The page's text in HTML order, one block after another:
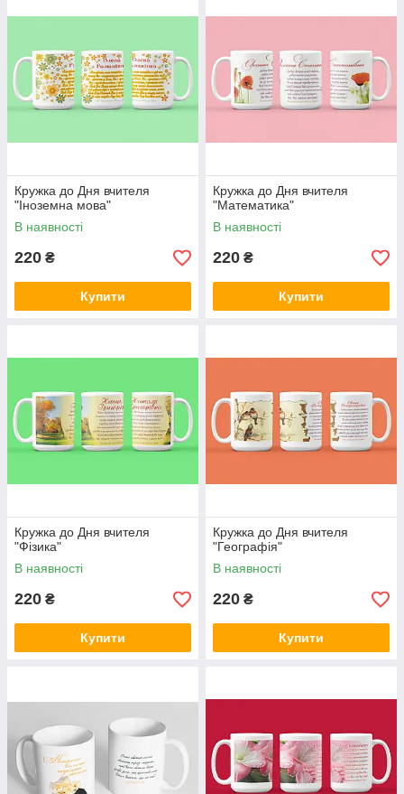
Кружка до Дня вчителя
"Іноземна мова"
В наявності
220 ₴
Купити
Кружка до Дня вчителя
"Математика"
В наявності
220 ₴
Купити
Кружка до Дня вчителя
"Фізика"
В наявності
220 ₴
Купити
Кружка до Дня вчителя
"Географія"
В наявності
220 ₴
Купити